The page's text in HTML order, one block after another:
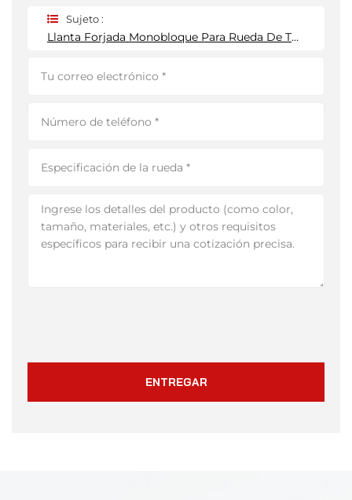
Sujeto :
Llanta Forjada Monobloque Para Rueda De Turismo
ENTREGAR